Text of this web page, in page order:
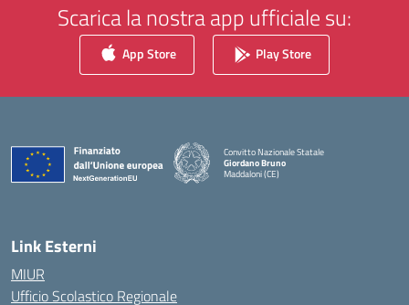
Scarica la nostra app ufficiale su:
App Store Play Store
Convitto Nazionale Statale
Giordano Bruno
Maddaloni (CE)
Link Esterni
MIUR
Ufficio Scolastico Regionale